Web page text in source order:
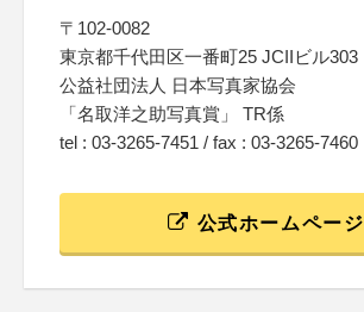
〒102-0082
東京都千代田区一番町25 JCIIビル303
公益社団法人 日本写真家協会
「名取洋之助写真賞」 TR係
tel : 03-3265-7451 / fax : 03-3265-7460
公式ホームページ